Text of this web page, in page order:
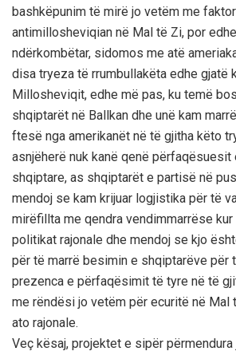
bashkëpunim të mirë jo vetëm me
antimillosheviqian në Mal të Zi, por
ndërkombëtar, sidomos me atë
disa tryeza të rrumbullakëta edhe gjatë
Millosheviqit, edhe më pas, ku temë
shqiptarët në Ballkan dhe unë kam
ftesë nga amerikanët në të gjitha këto
asnjëherë nuk kanë qenë përfaqësuesit
shqiptare, as shqiptarët e partisë në
mendoj se kam krijuar logjistika për të
mirëfillta me qendra vendimmarrëse
politikat rajonale dhe mendoj se kjo
për të marrë besimin e shqiptarëve për
prezenca e përfaqësimit të tyre në të
me rëndësi jo vetëm për ecuritë në Mal
ato rajonale.
Veç kësaj, projektet e sipër